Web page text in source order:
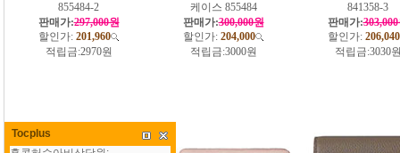
855484-2
판매가:297,000원
할인가: 201,960
적립금:2970원
케이스 855484
판매가:300,000원
할인가: 204,000
적립금:3000원
841358-3
판매가:
할인가: 206,040
적립금:3030
Tocplus